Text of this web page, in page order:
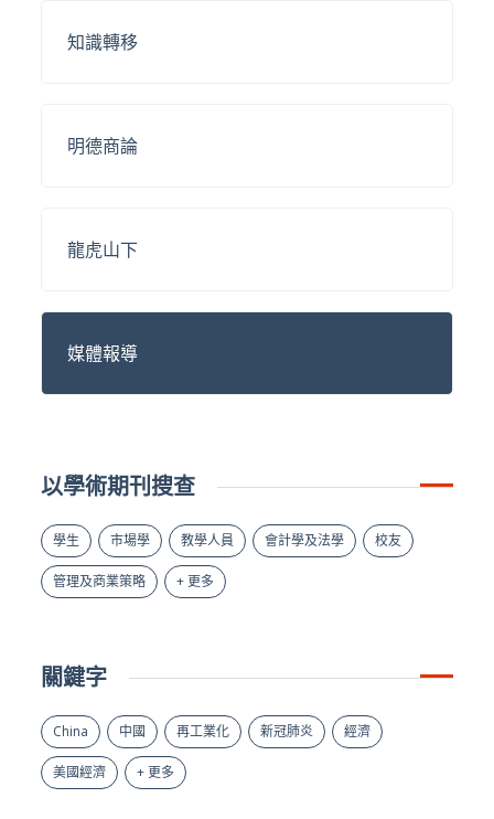
知識轉移
明德商論
龍虎山下
媒體報導
以學術期刊搜查
學生 市場學 教學人員 會計學及法學 校友
管理及商業策略 + 更多
關鍵字
China 中國 再工業化 新冠肺炎 經濟
美國經濟 + 更多